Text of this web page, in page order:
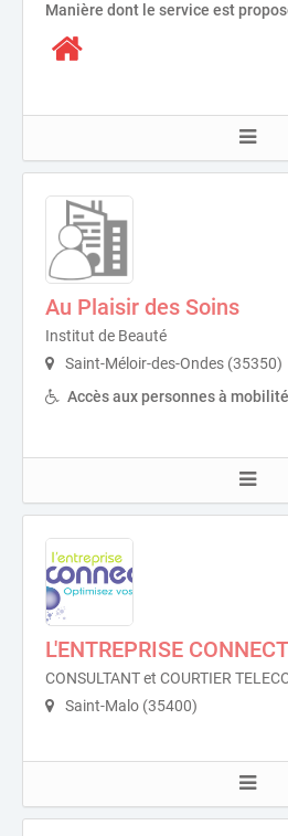
Manière dont le service est
Au Plaisir des Soins
Institut de Beauté
Saint-Méloir-des-Ondes (35350)
Accès aux personnes à
L'ENTREPRISE
CONSULTANT et COURTIER
Saint-Malo (35400)